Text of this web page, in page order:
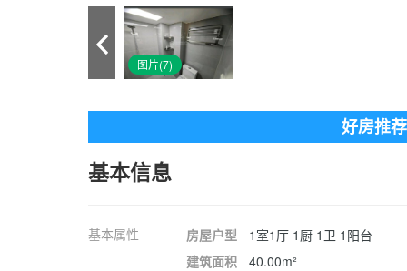
图片(7)
好房推荐
基本信息
基本属性 房屋户型
1室1厅 1厨 1卫 1阳台
建筑面积
40.00m²